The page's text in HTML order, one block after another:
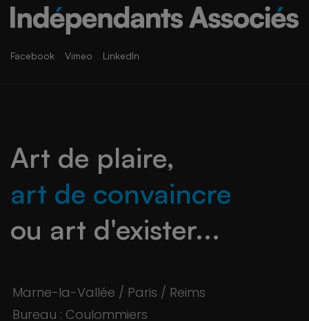
Facebook Vimeo LinkedIn
Art de plaire,
art de convaincre
ou art d'exister...
Marne-la-Vallée / Paris / Reims
Bureau : Coulommiers